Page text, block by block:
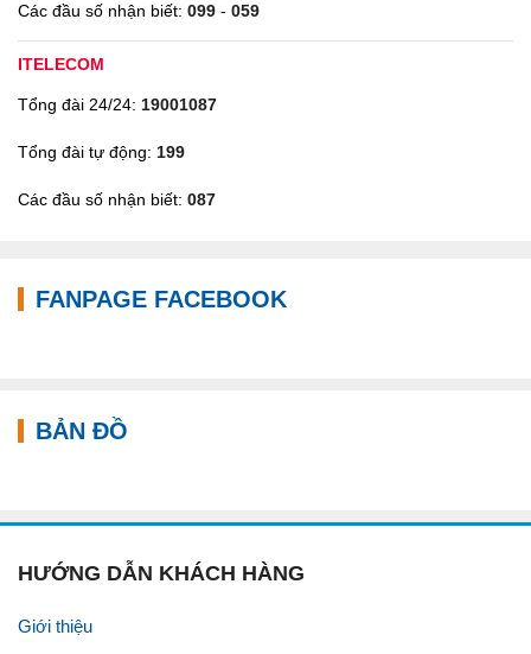
Các đầu số nhận biết: 099 - 059
ITELECOM
Tổng đài 24/24: 19001087
Tổng đài tự động: 199
Các đầu số nhận biết: 087
FANPAGE FACEBOOK
BẢN ĐỒ